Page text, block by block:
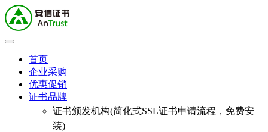
首页
企业采购
优惠促销
证书品牌
证书颁发机构(简化式SSL证书申请流程，免费安
装)